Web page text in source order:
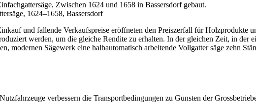
1624–1658, Bassersdorf
und fallende Verkaufspreise eröffneten den Preiszerfall für Holzprodukte
werden, um die gleiche Rendite zu erhalten. In der gleichen Zeit, in der
modernen Sägewerk eine halbautomatisch arbeitende Vollgatter säge zehn
verbessern die Transportbedingungen zu Gunsten der